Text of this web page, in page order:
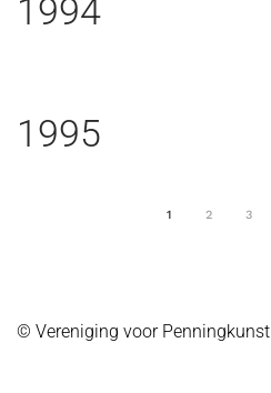
1994
1995
1 2 3
© Vereniging voor Penningkunst